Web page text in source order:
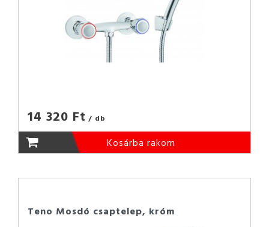
14 320 Ft / db
Kosárba rakom
Teno Mosdó csaptelep, króm